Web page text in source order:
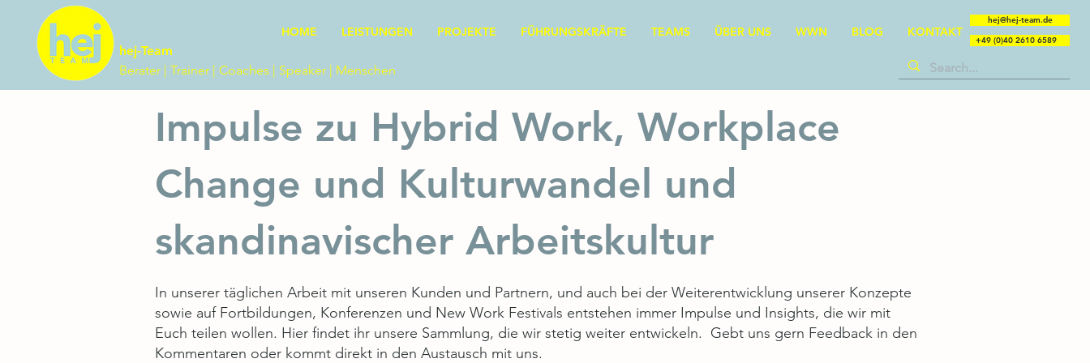
hej-Team
Berater | Trainer | Coaches | Speaker | Menschen
HOME LEISTUNGEN PROJEKTE FÜHRUNGSKRÄFTE TEAMS ÜBER UNS WWN BLOG KONTAKT
+49 (0)40 2610 6589
hej@hej-team.de
Impulse zu Hybrid Work, Workplace
Change und Kulturwandel und
skandinavischer Arbeitskultur
In unserer täglichen Arbeit mit unseren Kunden und Partnern, und auch bei der Weiterentwicklung unserer Konzepte
sowie auf Fortbildungen, Konferenzen und New Work Festivals entstehen immer Impulse und Insights, die wir mit
Euch teilen wollen. Hier findet ihr unsere Sammlung, die wir stetig weiter entwickeln. Gebt uns gern Feedback in den
Kommentaren oder kommt direkt in den Austausch mit uns.